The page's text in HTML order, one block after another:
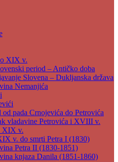
XIX v.
period – Antičko doba
Slovena – Dukljanska država
Nemanjića
od pada Crnojevića do Petrovića
vladavine Petrovića i XVIII v.
XIX v.
v. do smrti Petra I (1830)
Petra II (1830-1851)
knjaza Danila (1851-1860)